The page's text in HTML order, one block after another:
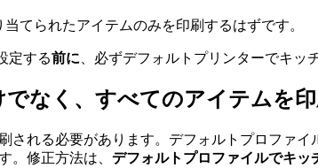
てられたアイテムのみを印刷するはずです。
定する前に 、必ずデフォルトプリンターでキッ
なく、すべてのアイテムを
れる必要があります。デフォルトプロファ
。修正方法は、 デフォルトプロファイルでキッ